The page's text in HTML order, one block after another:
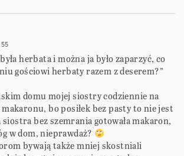
herbata i można ja było zaparzyć, co
gościowi herbaty razem z deserem?”
domu mojej siostry codziennie na
makaronu, bo posiłek bez pasty to nie jest
siostra bez szemrania gotowała makaron,
w dom, nieprawdaż?
bywają także mniej skostniali